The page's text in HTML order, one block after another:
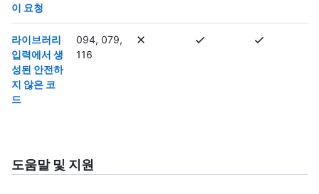
이 요청
라이브러리
입력에서 생
성된 안전하
지 않은 코
드
094, 079,
116
도움말 및 지원